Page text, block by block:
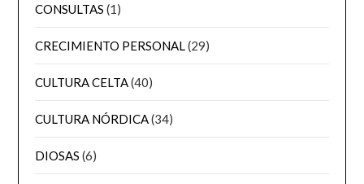
CONSULTAS (1)
CRECIMIENTO PERSONAL(29)
CULTURA CELTA(40)
CULTURA NÓRDICA(34)
DIOSAS (6)